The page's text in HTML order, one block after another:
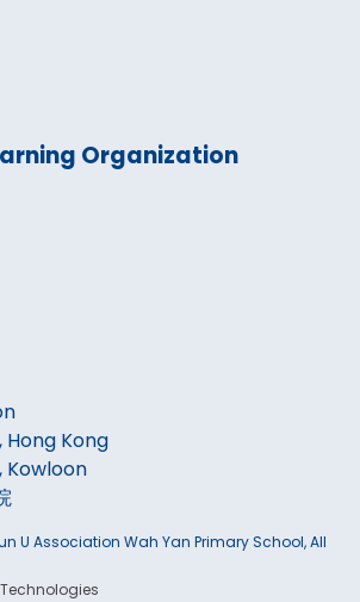
Organization
Hong Kong
Kowloon
U Association Wah Yan Primary School, All